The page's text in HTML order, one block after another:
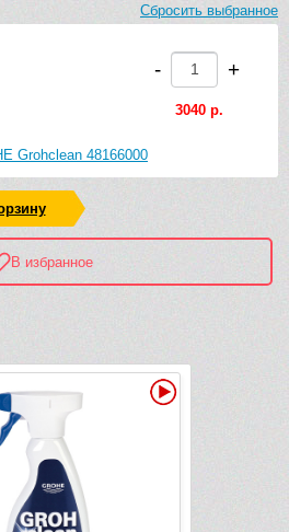
Сбросить выбранное
Grohclean 48166000
- +
3040 р.
В избранное